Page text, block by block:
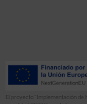
El proyecto “Implementación